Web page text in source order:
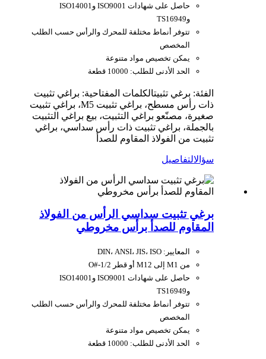
حاصل على شهادات ISO9001 وISO14001
وTS16949
تتوفر أنماط مختلفة للمحرك والرأس حسب الطلب
المخصص
يمكن تخصيص مواد متنوعة
الحد الأدنى للطلب: 10000 قطعة
الفئة: برغي تثبيتالكلمات المفتاحية: براغي تثبيت
ذات رأس مسطح، براغي تثبيت M5، براغي تثبيت
صغيرة، مصنّعو براغي التثبيت، بيع براغي التثبيت
بالجملة، براغي تثبيت ذات رأس سداسي، براغي
تثبيت من الفولاذ المقاوم للصدأ
سؤالالتفاصيل
برغي تثبيت سداسي الرأس من الفولاذ
المقاوم للصدأ برأس مخروطي
المعايير: DIN، ANSI، JIS، ISO
من M1 إلى M12 أو قطر O#-1/2
حاصل على شهادات ISO9001 وISO14001
وTS16949
تتوفر أنماط مختلفة للمحرك والرأس حسب الطلب
المخصص
يمكن تخصيص مواد متنوعة
الحد الأدنى للطلب: 10000 قطعة